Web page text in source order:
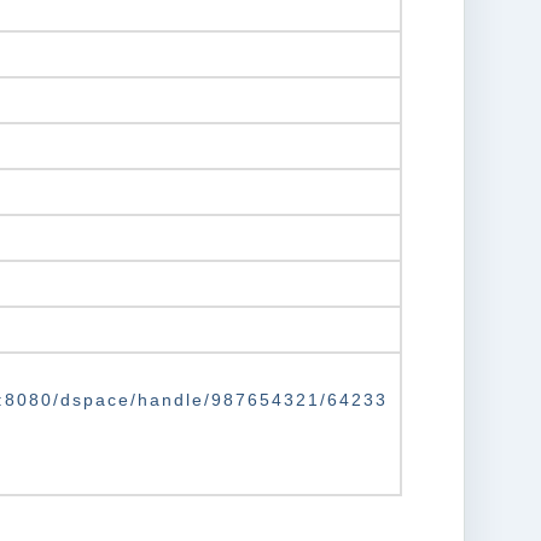
dspace/handle/987654321/64233